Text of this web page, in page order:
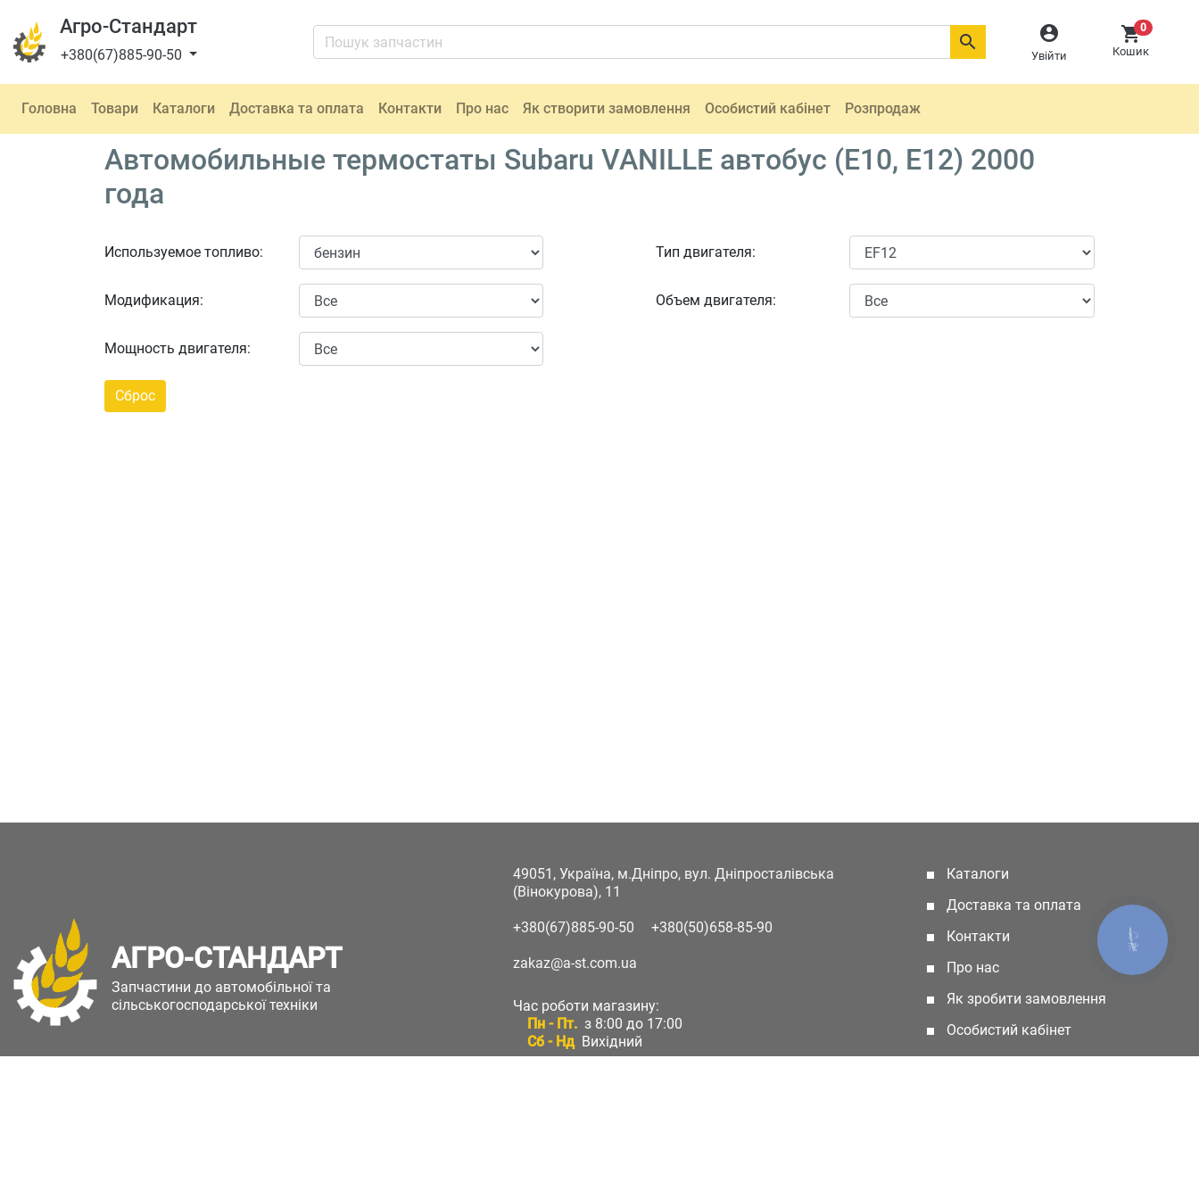
Агро-Стандарт
+380(67)885-90-50

Увійти
0
Кошик

Головна Товари Каталоги Доставка та оплата Контакти Про нас Як створити замовлення Особистий кабінет Розпродаж
Автомобильные термостаты Subaru VANILLE автобус (E10, E12) 2000
года
Используемое топливо:
Модификация:
Мощность двигателя:
Тип двигателя:
Объем двигателя:
АГРО-СТАНДАРТ
Запчастини до автомобільної та
сільськогосподарської техніки
49051, Україна, м.Дніпро, вул. Дніпросталівська
(Вінокурова), 11
+380(67)885-90-50 +380(50)658-85-90
zakaz@a-st.com.ua
Час роботи магазину:
Пн - Пт. з 8:00 до 17:00
Сб - Нд Вихідний
Каталоги
Доставка та оплата
Контакти
Про нас
Як зробити замовлення
Особистий кабінет
КНОПКА
ЗВ'ЯЗКУ